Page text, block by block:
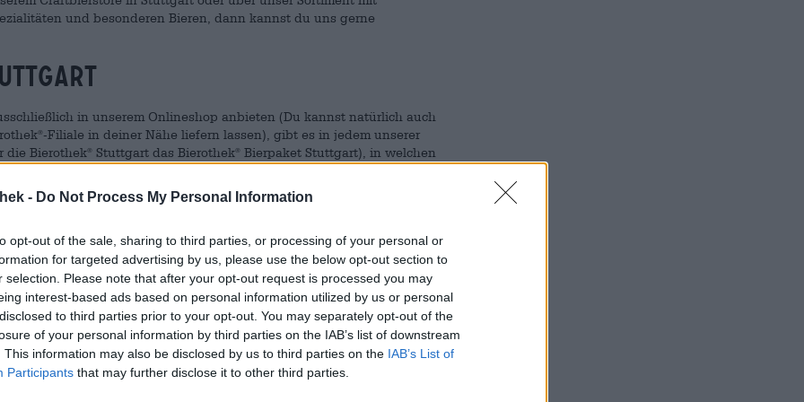
- Do Not Process My Personal Information
opt-out of the sale, sharing to third parties, or processing of your personal or
for targeted advertising by us, please use the below opt-out section to
selection. Please note that after your opt-out request is processed you may
interest-based ads based on personal information utilized by us or personal
to third parties prior to your opt-out. You may separately opt-out of the
of your personal information by third parties on the IAB’s list of downstream
This information may also be disclosed by us to third parties on the IAB’s List of
Participants that may further disclose it to other third parties.
und besonderen Bieren, dann kannst du uns gerne
in unserem Onlineshop anbieten (Du kannst natürlich auch
® -Filiale in deiner Nähe liefern lassen), gibt es in jedem unserer
die Bierothek® Stuttgart das Bierothek®
Bierpaket Stuttgart), in welchen
und genießt 12 Bierspezialitäten mit dem Bierothek
Partner der Stuttgarter Expats
und hat in der
Diese Gruppe organisiert Veranstaltungen für fremdsprachige
zu knüpfen und Spaß zu haben. Außerdem wird Unterstützung bei
und Kochkurse angeboten.